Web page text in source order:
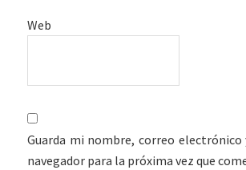
Web
Guarda mi nombre, correo electrónico
navegador para la próxima vez que